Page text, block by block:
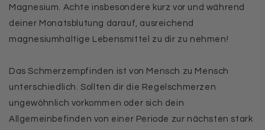
Magnesium. Achte insbesondere kurz vor und während
deiner Monatsblutung darauf, ausreichend
magnesiumhaltige Lebensmittel zu dir zu nehmen!
Das Schmerzempfinden ist von Mensch zu Mensch
unterschiedlich. Sollten dir die Regelschmerzen
ungewöhnlich vorkommen oder sich dein
Allgemeinbefinden von einer Periode zur nächsten stark